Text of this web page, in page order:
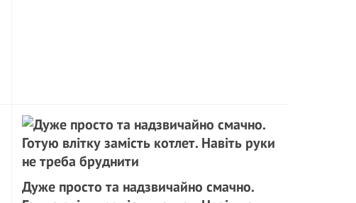
Дуже просто та надзвичайно смачно.